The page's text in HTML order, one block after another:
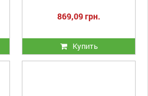
869,09 грн.
Купить